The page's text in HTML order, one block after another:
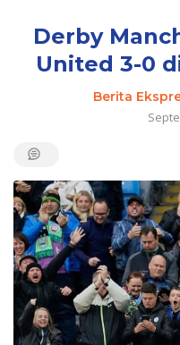
Derby
United 3-0
Berita